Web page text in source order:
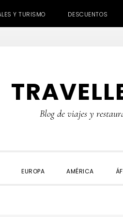
Y TURISMO DESCUENTOS
Blog de viajes y
EUROPA AMÉRICA